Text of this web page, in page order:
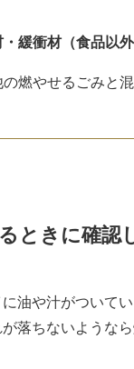
緩衝材（食品以外
燃やせるごみと
ときに確認
油や汁がついて
落ちないような